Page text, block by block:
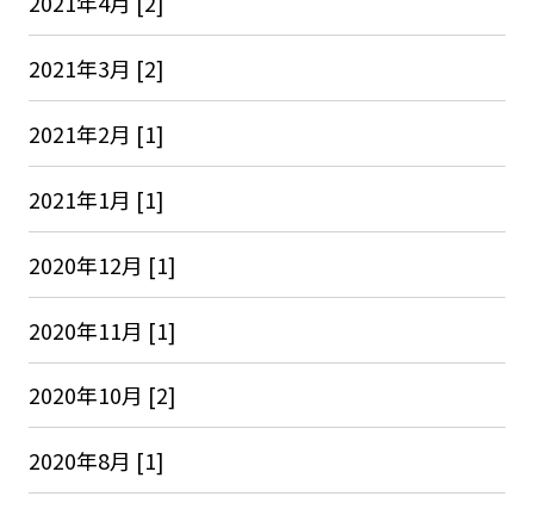
2021年3月 [2]
2021年2月 [1]
2021年1月 [1]
2020年12月 [1]
2020年11月 [1]
2020年10月 [2]
2020年8月 [1]